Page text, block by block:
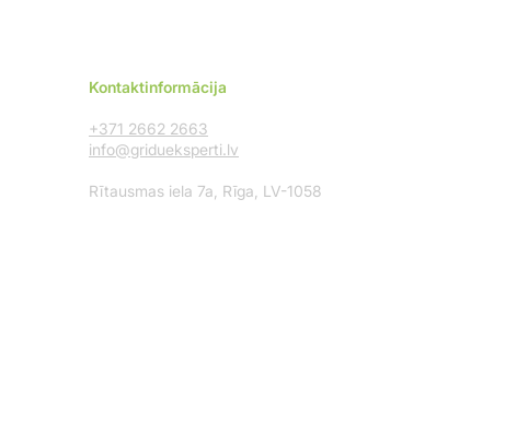
Kontaktinformācija
+371 2662 2663
info@gridueksperti.lv
Rītausmas iela 7a, Rīga, LV-1058